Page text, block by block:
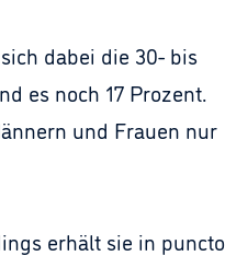
dabei die 30- bis
es noch 17 Prozent.
und Frauen nur
erhält sie in puncto